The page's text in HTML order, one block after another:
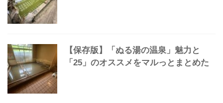
【保存版】「ぬる湯の温泉」魅力と
「25」のオススメをマルっとまとめた